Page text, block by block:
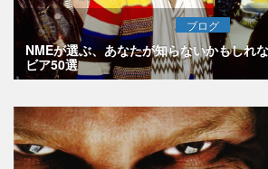
ブログ
NMEが選ぶ、あなたが知らないかもしれ
ビア50選